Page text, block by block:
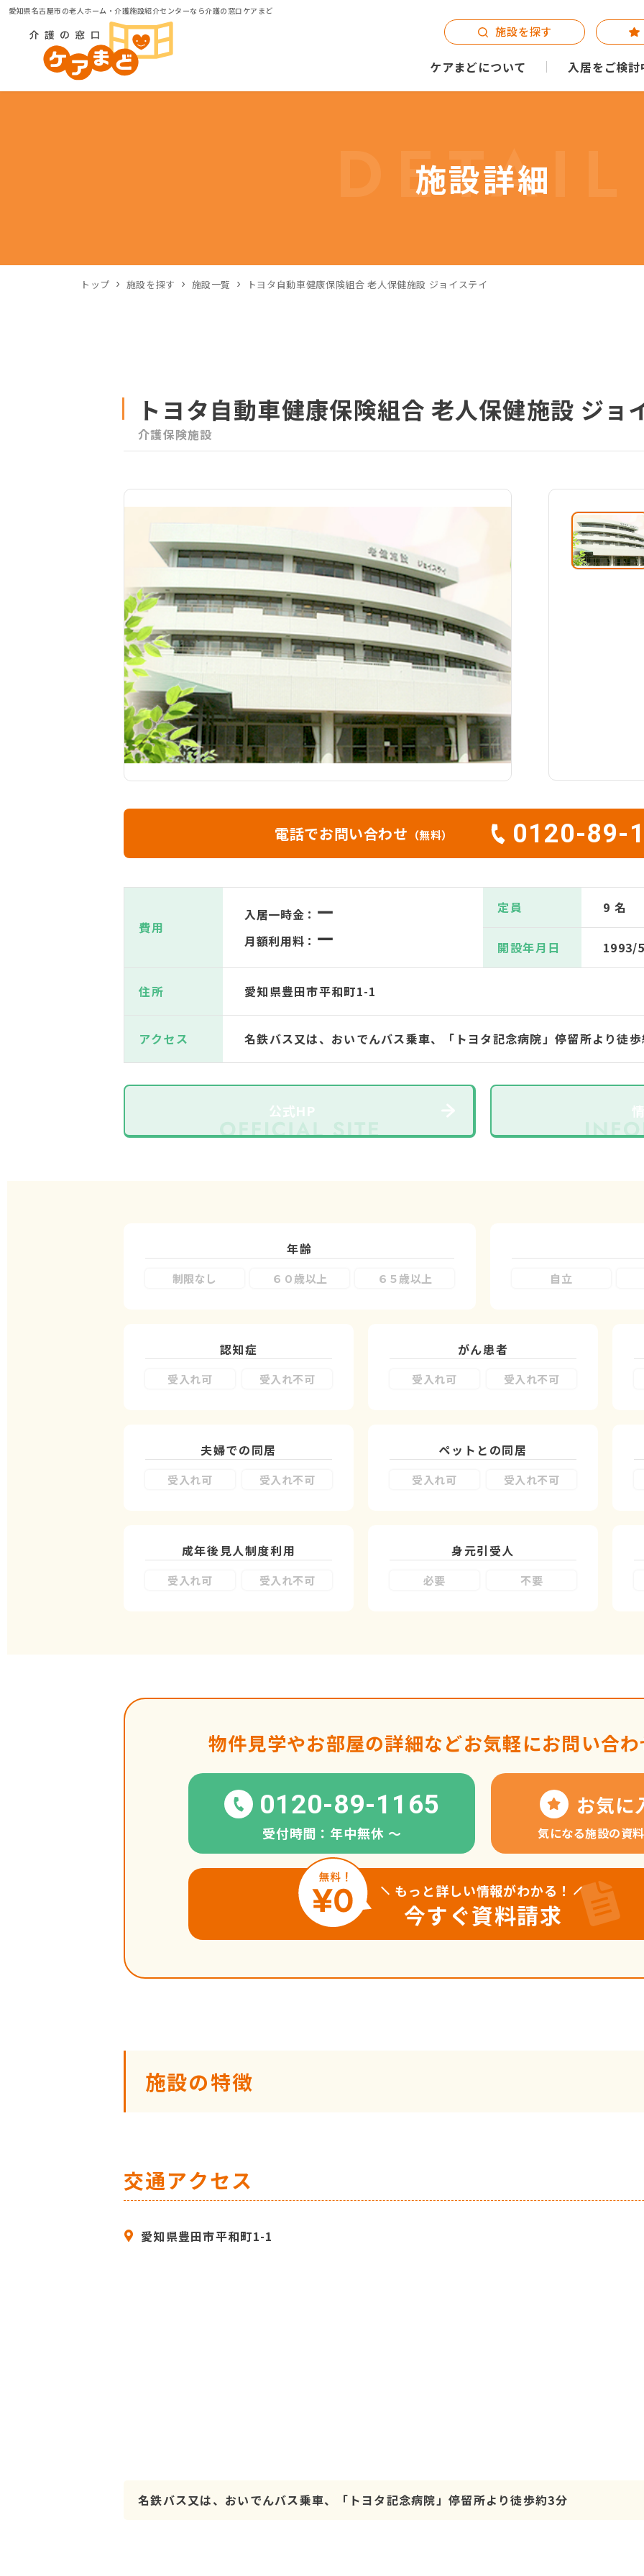
愛知県名古屋市の老人ホーム・介護施設紹介センターなら介護の窓口ケアまど
ケアまどについて 入居をご検討
施設を探す
DETAIL
施設詳細
トップ 施設を探す 施設一覧 トヨタ自動車健康保険組合 老人保健施設 ジョイステイ
トヨタ自動車健康保険組合 老人保健施設 ジョ
介護保険施設
電話でお問い合わせ （無料） 0120-89-
費用
入居一時金： ー
月額利用料： ー
定員 9 名
開設年月日 1993/
住所 愛知県豊田市平和町1-1
アクセス 名鉄バス又は、おいでんバス乗車、「トヨタ記念病院」停留所より徒
公式HP
年齢
制限なし ６０歳以上 ６５歳以上 自立
認知症
受入れ可 受入れ不可
がん患者
受入れ可 受入れ不可
夫婦での同居
受入れ可 受入れ不可
ペットとの同居
受入れ可 受入れ不可
成年後見人制度利用
受入れ可 受入れ不可
身元引受人
必要 不要
物件見学やお部屋の詳細などお気軽にお問い合わ
0120-89-1165
受付時間：年中無休 〜
お気に
気になる施設の資
もっと詳しい情報がわかる！
今すぐ資料請求
施設の特徴
交通アクセス
愛知県豊田市平和町1-1
名鉄バス又は、おいでんバス乗車、「トヨタ記念病院」停留所より徒歩約3分